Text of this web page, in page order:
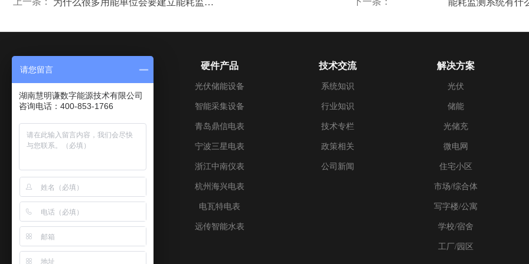
为什么很多用能单位会要建立能耗监测系统? 能耗监测系统有什
成长历程
企业文化
加入我们
硬件产品
光伏储能设备
智能采集设备
青岛鼎信电表
宁波三星电表
浙江中南仪表
杭州海兴电表
电瓦特电表
远传智能水表
技术交流
系统知识
行业知识
技术专栏
政策相关
公司新闻
解决方案
光伏
储能
光储充
微电网
住宅小区
市场/综合体
写字楼/公寓
学校/宿舍
工厂/园区
请您留言
湖南慧明谦数字能源技术有限公司
咨询电话：400-853-1766